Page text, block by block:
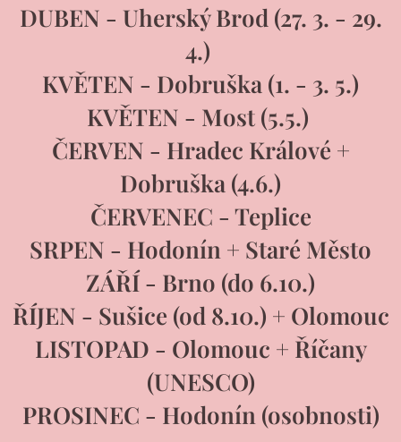
DUBEN - Uherský Brod (27. 3. - 29.
4.)
KVĚTEN - Dobruška (1. - 3. 5.)
KVĚTEN - Most (5.5.)
ČERVEN - Hradec Králové +
Dobruška (4.6.)
ČERVENEC - Teplice
SRPEN - Hodonín + Staré Město
ZÁŘÍ - Brno (do 6.10.)
ŘÍJEN - Sušice (od 8.10.) + Olomouc
LISTOPAD - Olomouc + Říčany
(UNESCO)
PROSINEC - Hodonín (osobnosti)